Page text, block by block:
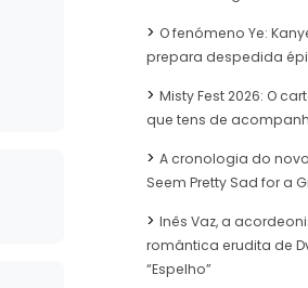
O fenómeno Ye:
prepara despedida
Misty Fest 2026: O
que tens de
A cronologia do
Seem Pretty Sad for a
Inês Vaz, a
romântica erudita de
“Espelho”